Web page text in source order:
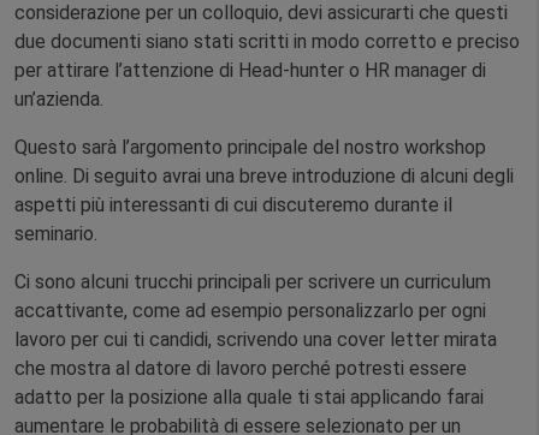
considerazione per un colloquio, devi assicurarti che questi
due documenti siano stati scritti in modo corretto e preciso
per attirare l’attenzione di Head-hunter o HR manager di
un’azienda.
Questo sarà l’argomento principale del nostro workshop
online. Di seguito avrai una breve introduzione di alcuni degli
aspetti più interessanti di cui discuteremo durante il
seminario.
Ci sono alcuni trucchi principali per scrivere un curriculum
accattivante, come ad esempio personalizzarlo per ogni
lavoro per cui ti candidi, scrivendo una cover letter mirata
che mostra al datore di lavoro perché potresti essere
adatto per la posizione alla quale ti stai applicando farai
aumentare le probabilità di essere selezionato per un